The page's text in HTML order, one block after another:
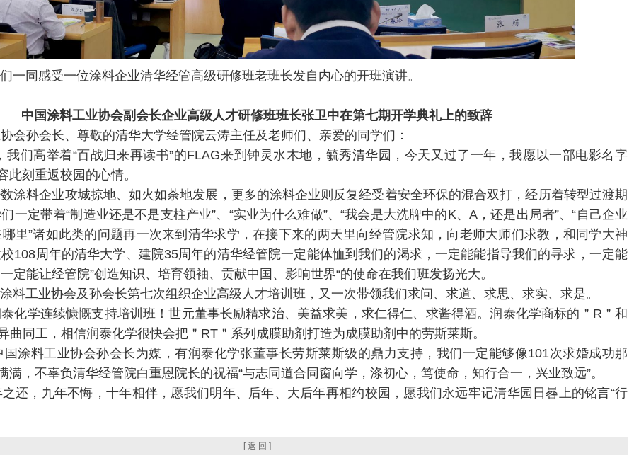
感受一位涂料企业清华经管高级研修班老班长发自内心的开班演讲。
中国涂料工业协会副会长企业高级人才研修班班长张卫中在第七期开学典礼上的致辞
会孙会长、尊敬的清华大学经管院云涛主任及老师们、亲爱的同学们：
高举着“百战归来再读书”的FLAG来到钟灵水木地，毓秀清华园，今天又过了一年，我愿以一部电影名字
此刻重返校园的心情。
企业攻城掠地、如火如荼地发展，更多的涂料企业则反复经受着安全环保的混合双打，经历着转型过渡期
一定带着“制造业还是不是支柱产业”、“实业为什么难做”、“我会是大洗牌中的K、A，还是出局者”、“自己企业
里”诸如此类的问题再一次来到清华求学，在接下来的两天里向经管院求知，向老师大师们求教，和同学大神
108周年的清华大学、建院35周年的清华经管院一定能体恤到我们的渴求，一定能能指导我们的寻求，一定能
定能让经管院”创造知识、培育领袖、贡献中国、影响世界“的使命在我们班发扬光大。
业协会及孙会长第七次组织企业高级人才培训班，又一次带领我们求问、求道、求思、求实、求是。
学连续慷慨支持培训班！世元董事长励精求治、美益求美，求仁得仁、求酱得酒。润泰化学商标的＂R＂和
曲同工，相信润泰化学很快会把＂RT＂系列成膜助剂打造为成膜助剂中的劳斯莱斯。
料工业协会孙会长为媒，有润泰化学张董事长劳斯莱斯级的鼎力支持，我们一定能够像101次求婚成功那
满，不辜负清华经管院白重恩院长的祝福“与志同道合同窗向学，涤初心，笃使命，知行合一，兴业致远”。
，九年不悔，十年相伴，愿我们明年、后年、大后年再相约校园，愿我们永远牢记清华园日晷上的铭言“行
[ 返 回 ]